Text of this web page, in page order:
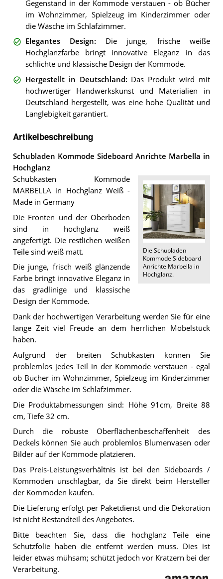
Gegenstand in der Kommode verstauen - ob Bücher
im Wohnzimmer, Spielzeug im Kinderzimmer oder
die Wäsche im Schlafzimmer.
Elegantes Design: Die junge, frische weiße
Hochglanzfarbe bringt innovative Eleganz in das
schlichte und klassische Design der Kommode.
Hergestellt in Deutschland: Das Produkt wird mit
hochwertiger Handwerkskunst und Materialien in
Deutschland hergestellt, was eine hohe Qualität und
Langlebigkeit garantiert.
Artikelbeschreibung
Schubladen Kommode Sideboard Anrichte Marbella in
Hochglanz
Die Schubladen
Kommode Sideboard
Anrichte Marbella in
Hochglanz.
Schubkasten Kommode
MARBELLA in Hochglanz Weiß -
Made in Germany
Die Fronten und der Oberboden
sind in hochglanz weiß
angefertigt. Die restlichen weißen
Teile sind weiß matt.
Die junge, frisch weiß glänzende
Farbe bringt innovative Eleganz in
das gradlinige und klassische
Design der Kommode.
Dank der hochwertigen Verarbeitung werden Sie für eine
lange Zeit viel Freude an dem herrlichen Möbelstück
haben.
Aufgrund der breiten Schubkästen können Sie
problemlos jedes Teil in der Kommode verstauen - egal
ob Bücher im Wohnzimmer, Spielzeug im Kinderzimmer
oder die Wäsche im Schlafzimmer.
Die Produktabmessungen sind: Höhe 91cm, Breite 88
cm, Tiefe 32 cm.
Durch die robuste Oberflächenbeschaffenheit des
Deckels können Sie auch problemlos Blumenvasen oder
Bilder auf der Kommode platzieren.
Das Preis-Leistungsverhältnis ist bei den Sideboards /
Kommoden unschlagbar, da Sie direkt beim Hersteller
der Kommoden kaufen.
Die Lieferung erfolgt per Paketdienst und die Dekoration
ist nicht Bestandteil des Angebotes.
Bitte beachten Sie, dass die hochglanz Teile eine
Schutzfolie haben die entfernt werden muss. Dies ist
leider etwas mühsam; schützt jedoch vor Kratzern bei der
Verarbeitung.